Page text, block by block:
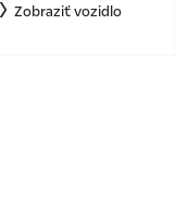
Zobraziť vozidlo